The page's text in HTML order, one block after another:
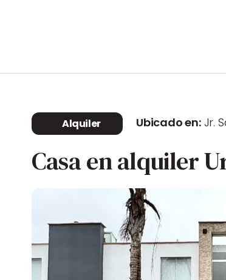
Alquiler Ubicado en:Jr.
Casa en alquiler